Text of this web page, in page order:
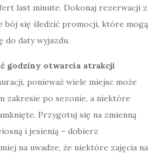
last minute. Dokonaj rezerwacji z
bój się śledzić promocji, które mogą
do daty wyjazdu.
godziny otwarcia atrakcji
ponieważ wiele miejsc może
zakresie po sezonie, a niektóre
Przygotuj się na zmienną
i jesienią – dobierz
na uwadze, że niektóre zajęcia na